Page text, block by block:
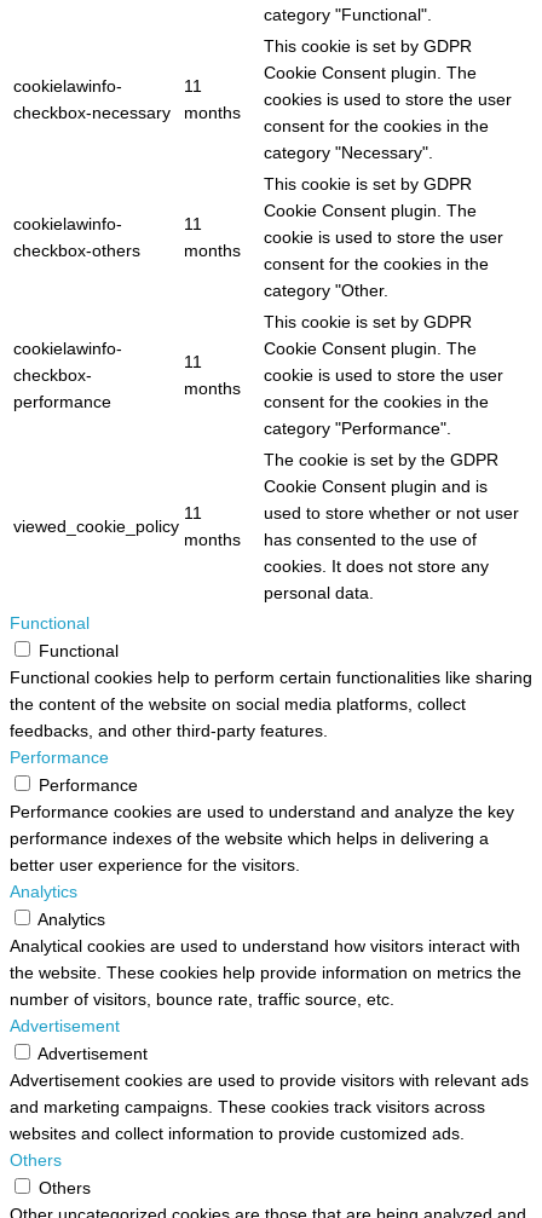
category "Functional".
cookielawinfo-
checkbox-necessary
11
months
This cookie is set by GDPR
Cookie Consent plugin. The
cookies is used to store the user
consent for the cookies in the
category "Necessary".
cookielawinfo-
checkbox-others
11
months
This cookie is set by GDPR
Cookie Consent plugin. The
cookie is used to store the user
consent for the cookies in the
category "Other.
cookielawinfo-
checkbox-
performance
11
months
This cookie is set by GDPR
Cookie Consent plugin. The
cookie is used to store the user
consent for the cookies in the
category "Performance".
viewed_cookie_policy
11
months
The cookie is set by the GDPR
Cookie Consent plugin and is
used to store whether or not user
has consented to the use of
cookies. It does not store any
personal data.
Functional
Functional
Functional cookies help to perform certain functionalities like sharing
the content of the website on social media platforms, collect
feedbacks, and other third-party features.
Performance
Performance
Performance cookies are used to understand and analyze the key
performance indexes of the website which helps in delivering a
better user experience for the visitors.
Analytics
Analytics
Analytical cookies are used to understand how visitors interact with
the website. These cookies help provide information on metrics the
number of visitors, bounce rate, traffic source, etc.
Advertisement
Advertisement
Advertisement cookies are used to provide visitors with relevant ads
and marketing campaigns. These cookies track visitors across
websites and collect information to provide customized ads.
Others
Others